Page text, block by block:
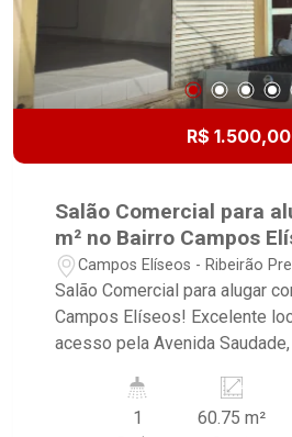
R$
Salão Comercial para
m² no Bairro Campos
Campos Elíseos - Ribeirão
Salão Comercial para alugar
Campos Elíseos! Excelente localização e fácil
acesso pela Avenida
1 60.75 m²